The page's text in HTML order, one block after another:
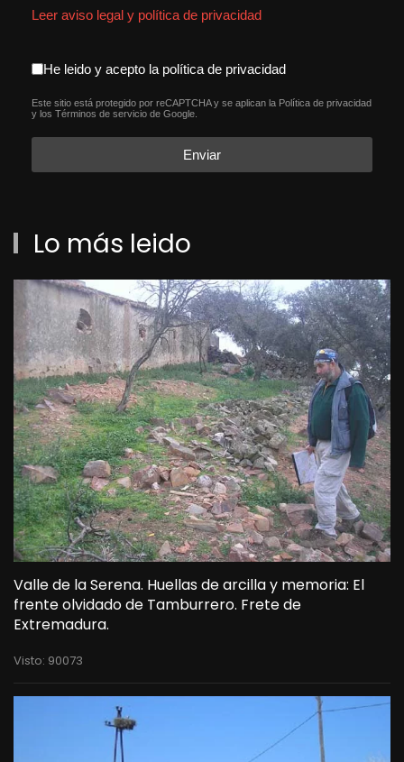
Leer aviso legal y política de privacidad
aceptacion política de
He leido y acepto la política de privacidad
reCAPTCHA*
Este sitio está protegido por reCAPTCHA y se aplican la Política de privacidad
y los Términos de servicio de Google.
Enviar
Lo más leido
Valle de la Serena. Huellas de arcilla y memoria: El
frente olvidado de Tamburrero. Frete de
Extremadura.
Visto: 90073